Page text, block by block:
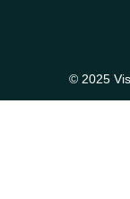
© 2025